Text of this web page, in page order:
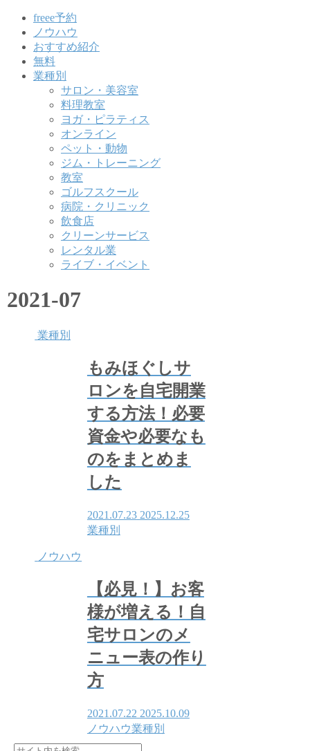
freee予約
ノウハウ
おすすめ紹介
無料
業種別
サロン・美容室
料理教室
ヨガ・ピラティス
オンライン
ペット・動物
ジム・トレーニング
教室
ゴルフスクール
病院・クリニック
飲食店
クリーンサービス
レンタル業
ライブ・イベント
2021-07
業種別
もみほぐしサ
ロンを自宅開業
する方法！必要
資金や必要なも
のをまとめま
した
2021.07.23 2025.12.25
業種別
ノウハウ
【必見！】お客
様が増える！自
宅サロンのメ
ニュー表の作り
方
2021.07.22 2025.10.09
ノウハウ業種別